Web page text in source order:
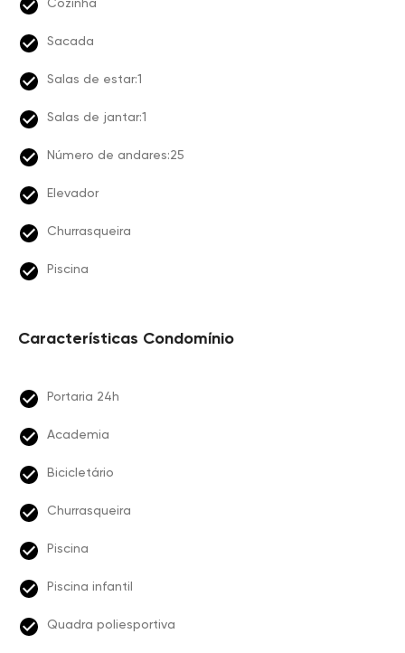
Sacada
Salas de estar:1
Salas de jantar:1
Número de andares:25
Elevador
Churrasqueira
Piscina
Características Condomínio
Portaria 24h
Academia
Bicicletário
Churrasqueira
Piscina
Piscina infantil
Quadra poliesportiva